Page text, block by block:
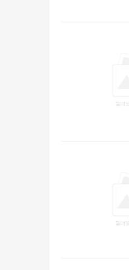
焱融科技AI存
在某头部大模
挑战，稳定支
智